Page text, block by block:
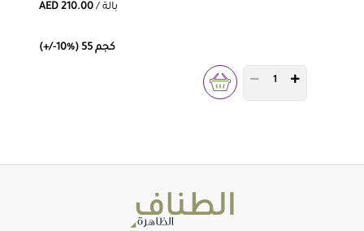
AED 210.00
/ بالة
(+/-10%) 55 كجم
PRODUCT QUANTITY